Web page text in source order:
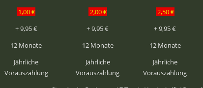
1,00 € 2,00 € 2,50 €
+ 9,95 € + 9,95 € + 9,95 €
12 Monate 12 Monate 12 Monate
Jährliche
Vorauszahlung
Jährliche
Vorauszahlung
Jährliche
Vorauszahlung